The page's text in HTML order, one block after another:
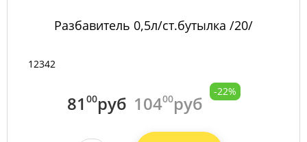
Разбавитель 0,5л/ст.бутылка /20/
12342
81 00руб 10400руб
-22%